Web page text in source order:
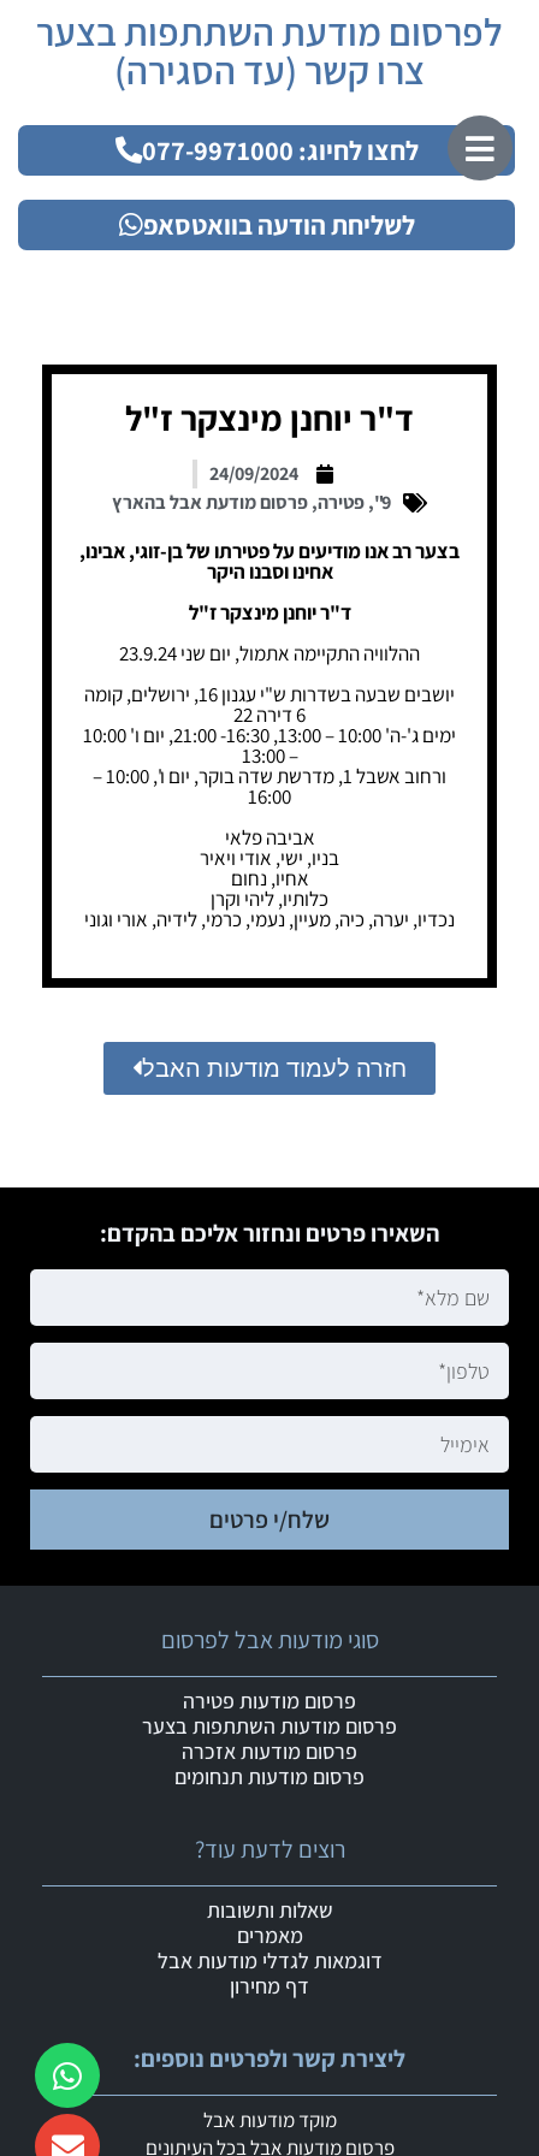
לפרסום מודעת השתתפות בצער
צרו קשר (עד הסגירה)
לחצו לחיוג: 077-9971000
לשליחת הודעה בוואטסאפ
ד"ר יוחנן מינצקר ז"ל
24/09/2024
9"
,פטירה,פרסום מודעת אבל בהארץ
בצער רב אנו מודיעים על פטירתו של בן-זוגי, אבינו,
אחינו וסבנו היקר
ד"ר יוחנן מינצקר ז"ל
ההלוויה התקיימה אתמול, יום שני 23.9.24
יושבים שבעה בשדרות ש"י עגנון 16, ירושלים, קומה
6 דירה 22
ימים ג'-ה' 10:00 – 13:00, 16:30- 21:00, יום ו' 10:00
– 13:00
ורחוב אשבל 1, מדרשת שדה בוקר, יום ו', 10:00 –
16:00
אביבה פלאי
בניו, ישי, אודי ויאיר
אחיו, נחום
כלותיו, ליהי וקרן
נכדיו, יערה, כיה, מעיין, נעמי, כרמי, לידיה, אורי וגוני
חזרה לעמוד מודעות האבל
השאירו פרטים ונחזור אליכם בהקדם:
שלח/י פרטים
ליצירת קשר ולפרטים נוספים:
מוקד מודעות אבל
פרסום מודעות אבל בכל העיתונים
רוצים לדעת עוד?
שאלות ותשובות
מאמרים
דוגמאות לגדלי מודעות אבל
דף מחירון
סוגי מודעות אבל לפרסום
פרסום מודעות פטירה
פרסום מודעות השתתפות בצער
פרסום מודעות אזכרה
פרסום מודעות תנחומים